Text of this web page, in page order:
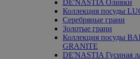
DE'NASTIA Оливки
Коллекция посуды
Серебряные грани
Золотые грани
Коллекция посуды
GRANITE
DE'NASTIA Гусиная